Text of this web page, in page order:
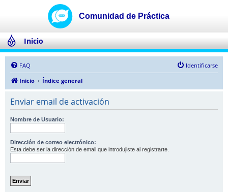
Inicio
FAQ
Identificarse
Inicio
Índice general
Enviar email de activación
Nombre de Usuario:
Dirección de correo electrónico:
Esta debe ser la dirección de email que introdujiste al registrarte.